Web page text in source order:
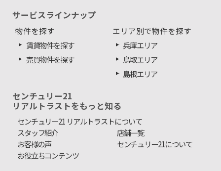
サービスラインナップ
物件を探す
賃貸物件を探す
売買物件を探す
エリア別で物件を探す
兵庫エリア
鳥取エリア
島根エリア
センチュリー21
リアルトラストをもっと知る
センチュリー21 リアルトラストについて
スタッフ紹介
店舗一覧
お客様の声
センチュリー21について
お役立ちコンテンツ